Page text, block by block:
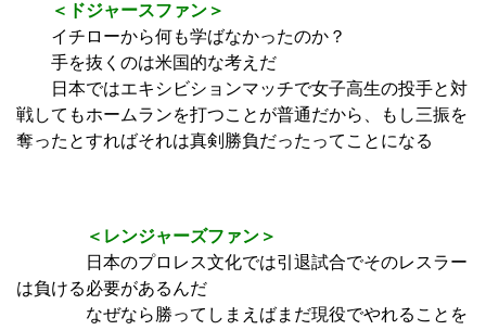
＜ドジャースファン＞
イチローから何も学ばなかったのか？
手を抜くのは米国的な考えだ
日本ではエキシビションマッチで女子高生の投手と対
戦してもホームランを打つことが普通だから、もし三振を
奪ったとすればそれは真剣勝負だったってことになる
＜レンジャーズファン＞
日本のプロレス文化では引退試合でそのレスラー
は負ける必要があるんだ
なぜなら勝ってしまえばまだ現役でやれることを